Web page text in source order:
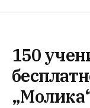
150